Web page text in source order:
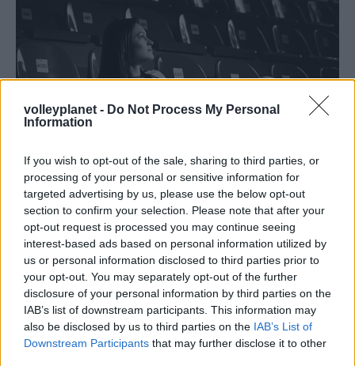
volleyplanet - Do Not Process My Personal
Information
If you wish to opt-out of the sale, sharing to third parties, or
processing of your personal or sensitive information for
targeted advertising by us, please use the below opt-out
section to confirm your selection. Please note that after your
opt-out request is processed you may continue seeing
interest-based ads based on personal information utilized by
us or personal information disclosed to third parties prior to
your opt-out. You may separately opt-out of the further
disclosure of your personal information by third parties on the
IAB’s list of downstream participants. This information may
also be disclosed by us to third parties on the IAB’s List of
Downstream Participants that may further disclose it to other
ΣΥΝΕΝΤΕΥΞΕΙΣ 15/04/2016
«Βγάζει νύχια» η Catwoman της Θήρας
Η Γερμανίδα άσος του Α.Ο Θήρας σε μίασυνέντευξη και
φωτογράφηση για το Volleyplanet μιλάει λίγες ώρες πριν το
σερβίς του ιστορικού α’ τελικού με τον Ολυμπιακό για την
φετινή της εμπειρία στη Σαντορίνη, τον πρώτο τελικό της
καριέρας της και αποκαλύπτει μια άλλη, άγνωστη σε